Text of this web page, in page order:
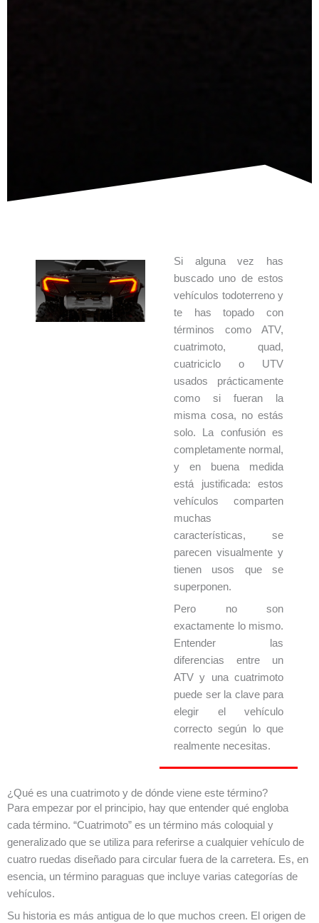
Si alguna vez has
buscado uno de estos
vehículos todoterreno y
te has topado con
términos como ATV,
cuatrimoto, quad,
cuatriciclo o UTV
usados prácticamente
como si fueran la
misma cosa, no estás
solo. La confusión es
completamente normal,
y en buena medida
está justificada: estos
vehículos comparten
muchas
características, se
parecen visualmente y
tienen usos que se
superponen.
Pero no son
exactamente lo mismo.
Entender las
diferencias entre un
ATV y una cuatrimoto
puede ser la clave para
elegir el vehículo
correcto según lo que
realmente necesitas.
¿Qué es una cuatrimoto y de dónde viene este término?
Para empezar por el principio, hay que entender qué engloba
cada término. “Cuatrimoto” es un término más coloquial y
generalizado que se utiliza para referirse a cualquier vehículo de
cuatro ruedas diseñado para circular fuera de la carretera. Es, en
esencia, un término paraguas que incluye varias categorías de
vehículos.
Su historia es más antigua de lo que muchos creen. El origen de